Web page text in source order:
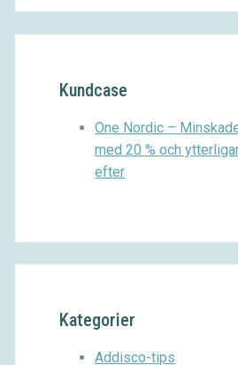
Kundcase
One Nordic –
med 20 % och
efter
Kategorier
Addisco-tips